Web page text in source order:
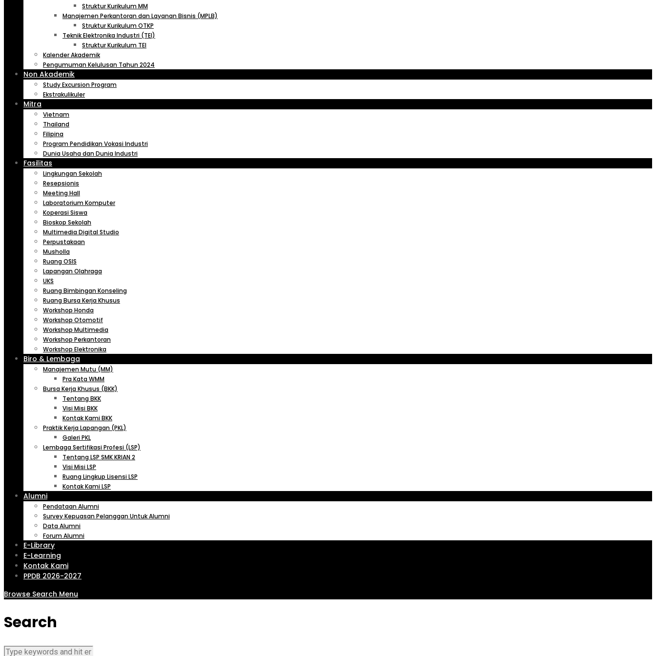
Struktur Kurikulum MM
Manajemen Perkantoran dan Layanan Bisnis (MPLB)
Struktur Kurikulum OTKP
Teknik Elektronika Industri (TEI)
Struktur Kurikulum TEI
Kalender Akademik
Pengumuman Kelulusan Tahun 2024
Non Akademik
Study Excursion Program
Ekstrakulikuler
Mitra
Vietnam
Thailand
Filipina
Program Pendidikan Vokasi Industri
Dunia Usaha dan Dunia Industri
Fasilitas
Lingkungan Sekolah
Resepsionis
Meeting Hall
Laboratorium Komputer
Koperasi Siswa
Bioskop Sekolah
Multimedia Digital Studio
Perpustakaan
Musholla
Ruang OSIS
Lapangan Olahraga
UKS
Ruang Bimbingan Konseling
Ruang Bursa Kerja Khusus
Workshop Honda
Workshop Otomotif
Workshop Multimedia
Workshop Perkantoran
Workshop Elektronika
Biro & Lembaga
Manajemen Mutu (MM)
Pra Kata WMM
Bursa Kerja Khusus (BKK)
Tentang BKK
Visi Misi BKK
Kontak Kami BKK
Praktik Kerja Lapangan (PKL)
Galeri PKL
Lembaga Sertifikasi Profesi (LSP)
Tentang LSP SMK KRIAN 2
Visi Misi LSP
Ruang Lingkup Lisensi LSP
Kontak Kami LSP
Alumni
Pendataan Alumni
Survey Kepuasan Pelanggan Untuk Alumni
Data Alumni
Forum Alumni
E-Library
E-Learning
Kontak Kami
PPDB 2026-2027
Browse Search Menu
Search